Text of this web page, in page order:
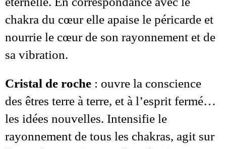
chakra du cœur elle apaise le péricarde et
nourrie le cœur de son rayonnement et de
sa vibration.
Cristal de roche : ouvre la conscience
des êtres terre à terre, et à l’esprit fermé…
les idées nouvelles. Intensifie le
rayonnement de tous les chakras, agit sur